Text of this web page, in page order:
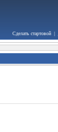
Сделать стартовой |